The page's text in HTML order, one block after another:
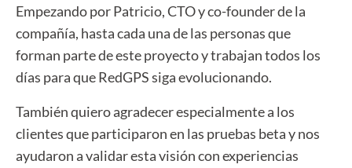
Empezando por Patricio, CTO y co-founder de la
compañía, hasta cada una de las personas que
forman parte de este proyecto y trabajan todos los
días para que RedGPS siga evolucionando.
También quiero agradecer especialmente a los
clientes que participaron en las pruebas beta y nos
ayudaron a validar esta visión con experiencias